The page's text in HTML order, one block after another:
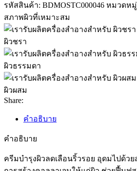
รหัสสินค้า: BDMOSTC000046 หมวดห
สภาพผิวที่เหมาะสม
ผิวชรา
ผิวธรรมดา
ผิวผสม
Share:
คำอธิบาย
คำอธิบาย
ครีมบำรุงผิวลดเลือนริ้วรอย อุดมไปด้ว